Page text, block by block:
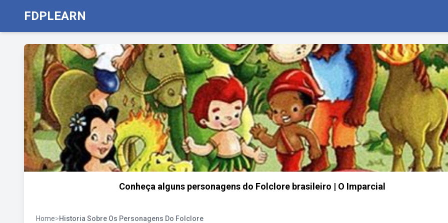
FDPLEARN
Conheça alguns personagens do Folclore brasileiro | O Imparcial
Home>Historia Sobre Os Personagens Do Folclore